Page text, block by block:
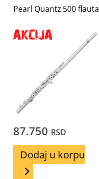
Pearl Quantz 500 flauta
87.750 RSD
Dodaj u korpu